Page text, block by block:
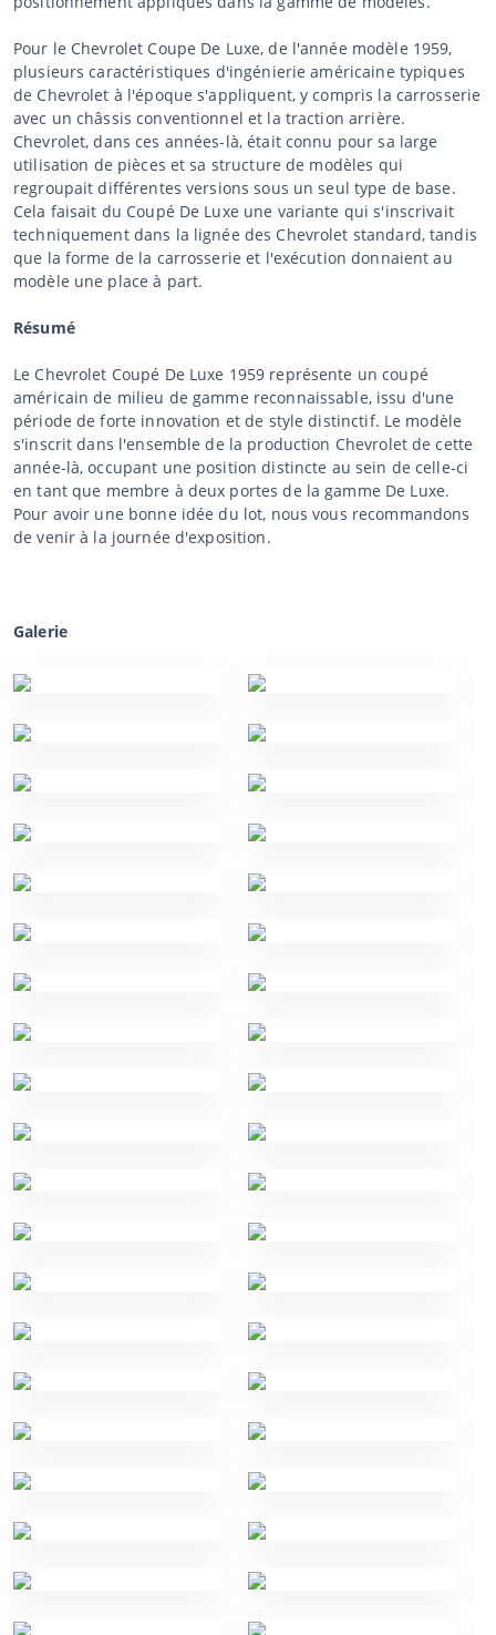
Pour le Chevrolet Coupe De Luxe, de l'année modèle 1959,
plusieurs caractéristiques d'ingénierie américaine typiques
de Chevrolet à l'époque s'appliquent, y compris la carrosserie
avec un châssis conventionnel et la traction arrière.
Chevrolet, dans ces années-là, était connu pour sa large
utilisation de pièces et sa structure de modèles qui
regroupait différentes versions sous un seul type de base.
Cela faisait du Coupé De Luxe une variante qui s'inscrivait
techniquement dans la lignée des Chevrolet standard, tandis
que la forme de la carrosserie et l'exécution donnaient au
modèle une place à part.
Résumé
Le Chevrolet Coupé De Luxe 1959 représente un coupé
américain de milieu de gamme reconnaissable, issu d'une
période de forte innovation et de style distinctif. Le modèle
s'inscrit dans l'ensemble de la production Chevrolet de cette
année-là, occupant une position distincte au sein de celle-ci
en tant que membre à deux portes de la gamme De Luxe.
Pour avoir une bonne idée du lot, nous vous recommandons
de venir à la journée d'exposition.
Galerie